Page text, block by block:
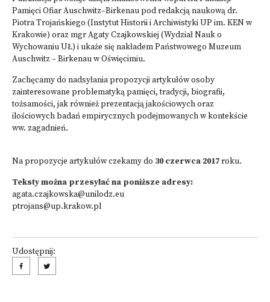
Pamięci Ofiar Auschwitz–Birkenau pod redakcją naukową dr.
Piotra Trojańskiego (Instytut Historii i Archiwistyki UP im. KEN w
Krakowie) oraz mgr Agaty Czajkowskiej (Wydział Nauk o
Wychowaniu UŁ) i ukaże się nakładem Państwowego Muzeum
Auschwitz – Birkenau w Oświęcimiu.
Zachęcamy do nadsyłania propozycji artykułów osoby
zainteresowane problematyką pamięci, tradycji, biografii,
tożsamości, jak również prezentacją jakościowych oraz
ilościowych badań empirycznych podejmowanych w kontekście
ww. zagadnień.
Na propozycje artykułów czekamy do 30 czerwca 2017roku.
Teksty można przesyłać na poniższe adresy:
agata.czajkowska@unilodz.eu
ptrojans@up.krakow.pl
Udostępnij: